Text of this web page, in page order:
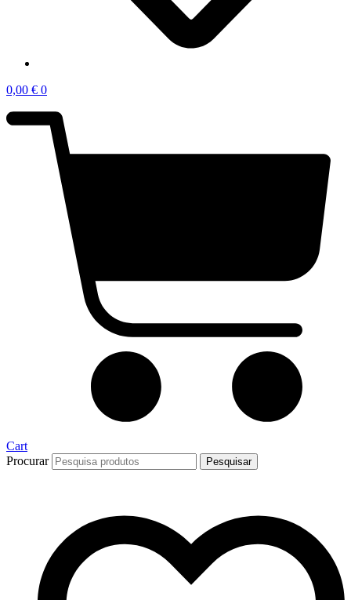
0,00 € 0
Cart
Procurar
Pesquisar